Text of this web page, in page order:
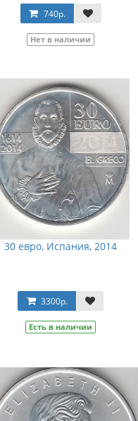
740р.
Нет в наличии
30 евро, Испания, 2014
3300р.
Есть в наличии